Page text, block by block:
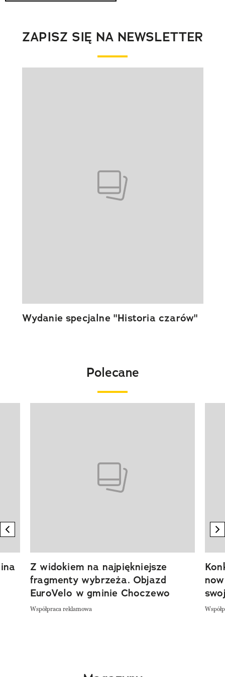
ZAPISZ SIĘ NA NEWSLETTER
Wydanie specjalne "Historia czarów"
Polecane
previous element
Z widokiem na najpiękniejsze
fragmenty wybrzeża. Objazd
EuroVelo w gminie Choczewo
Współpraca reklamowa